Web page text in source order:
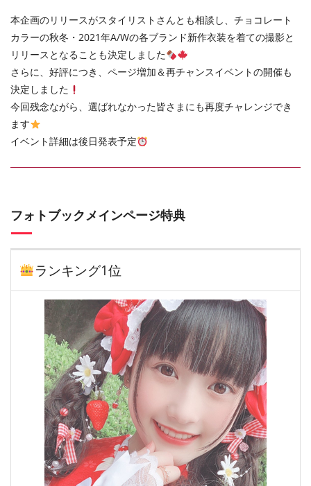
本企画のリリースがスタイリストさんとも相談し、チョコレート
カラーの秋冬・2021年A/Wの各ブランド新作衣装を着ての撮影と
リリースとなることも決定しました
さらに、好評につき、ページ増加＆再チャンスイベントの開催も
決定しました
今回残念ながら、選ばれなかった皆さまにも再度チャレンジでき
ます
イベント詳細は後日発表予定
フォトブックメインページ特典
ランキング1位